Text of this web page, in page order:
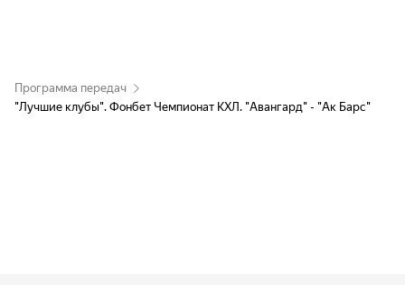
Программа передач
"Лучшие клубы". Фонбет Чемпионат КХЛ. "Авангард" - "Ак Барс"